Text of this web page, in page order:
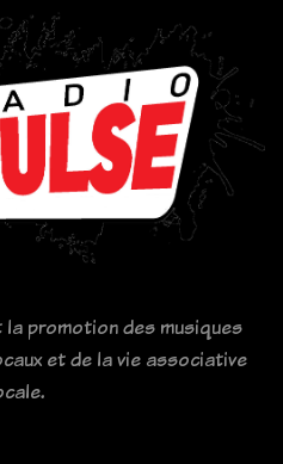
promotion des musiques
et de la vie associative